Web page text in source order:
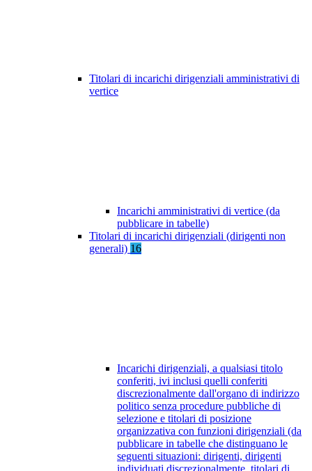
Titolari di incarichi dirigenziali amministrativi di
vertice
Incarichi amministrativi di vertice (da
pubblicare in tabelle)
Titolari di incarichi dirigenziali (dirigenti non
generali) 16
Incarichi dirigenziali, a qualsiasi titolo
conferiti, ivi inclusi quelli conferiti
discrezionalmente dall'organo di indirizzo
politico senza procedure pubbliche di
selezione e titolari di posizione
organizzativa con funzioni dirigenziali (da
pubblicare in tabelle che distinguano le
seguenti situazioni: dirigenti, dirigenti